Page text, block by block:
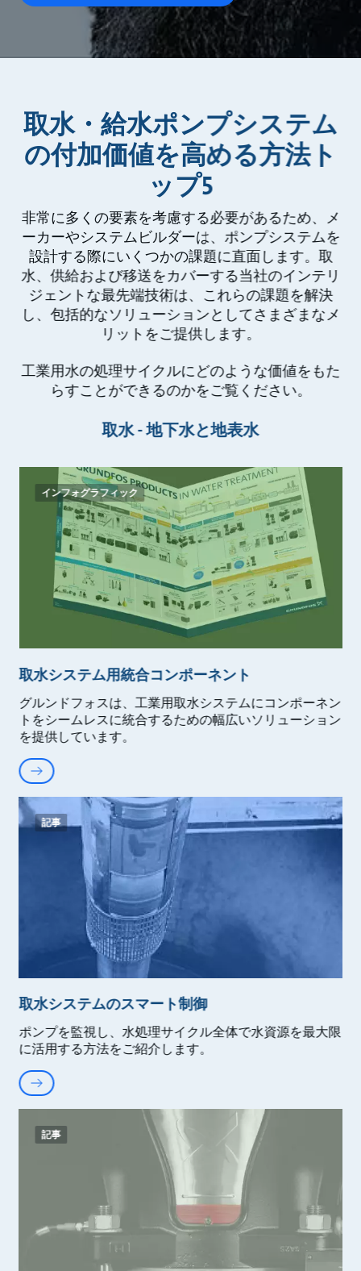
取水・給水ポンプシステム
の付加価値を高める方法ト
ップ5
非常に多くの要素を考慮する必要があるため、メ
ーカーやシステムビルダーは、ポンプシステムを
設計する際にいくつかの課題に直面します。取
水、供給および移送をカバーする当社のインテリ
ジェントな最先端技術は、これらの課題を解決
し、包括的なソリューションとしてさまざまなメ
リットをご提供します。
工業用水の処理サイクルにどのような価値をもた
らすことができるのかをご覧ください。
取水 - 地下水と地表水
インフォグラフィック
取水システム用統合コンポーネント
グルンドフォスは、工業用取水システムにコンポーネン
トをシームレスに統合するための幅広いソリューション
を提供しています。
記事
取水システムのスマート制御
ポンプを監視し、水処理サイクル全体で水資源を最大限
に活用する方法をご紹介します。
記事